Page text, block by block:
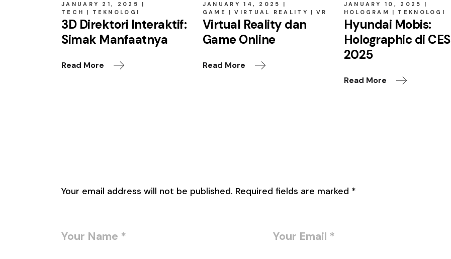
JANUARY 21, 2025
TECH
TEKNOLOGI
3D Direktori Interaktif:
Simak Manfaatnya
Read More
JANUARY 14, 2025
GAME
VIRTUAL REALITY VR
Virtual Reality dan
Game Online
Read More
JANUARY 10, 2025
HOLOGRAM
TEKNOLOGI
Hyundai Mobis:
Holographic di CES
2025
Read More
Your email address will not be published. Required fields are marked *